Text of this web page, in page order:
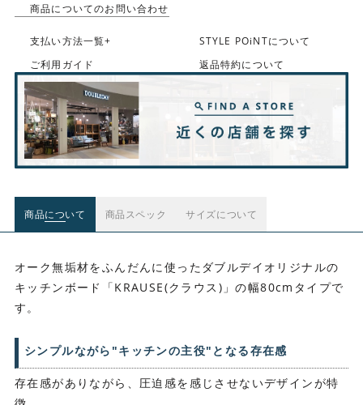
商品についてのお問い合わせ
支払い方法一覧+
STYLE POiNTについて
ご利用ガイド
返品特約について
商品について 商品スペック サイズについて
オーク無垢材をふんだんに使ったダブルデイオリジナルの
キッチンボード「KRAUSE(クラウス)」の幅80cmタイプで
す。
シンプルながら"キッチンの主役"となる存在感
存在感がありながら、圧迫感を感じさせないデザインが特